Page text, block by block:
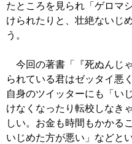
たところを見られ「ゲロマ
けられたりと、壮絶ないじ
う。
今回の著書「『死ぬんじ
られている君はゼッタイ悪
自身のツイッターにも「い
けなくなったり転校しなき
しい。お金も時間もかかる
いじめた方が悪い」などと